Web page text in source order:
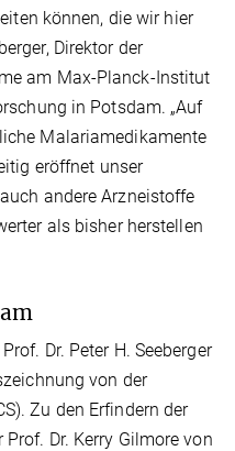
können, die wir hier
Direktor der
am Max-Planck-Institut
in Potsdam. „Auf
Malariamedikamente
eröffnet unser
andere Arzneistoffe
als bisher herstellen
Dr. Peter H. Seeberger
von der
Zu den Erfindern der
Dr. Kerry Gilmore von